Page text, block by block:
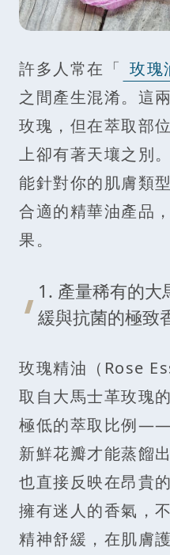
許多人常在「 玫瑰
之間產生混淆。這
玫瑰，但在萃取部
上卻有著天壤之別
能針對你的肌膚類
合適的精華油產品
果。
1. 產量稀有的大
緩與抗菌的極致
玫瑰精油（Rose
取自大馬士革玫瑰
極低的萃取比例
新鮮花瓣才能蒸餾
也直接反映在昂貴
擁有迷人的香氣，
精神舒緩，在肌膚